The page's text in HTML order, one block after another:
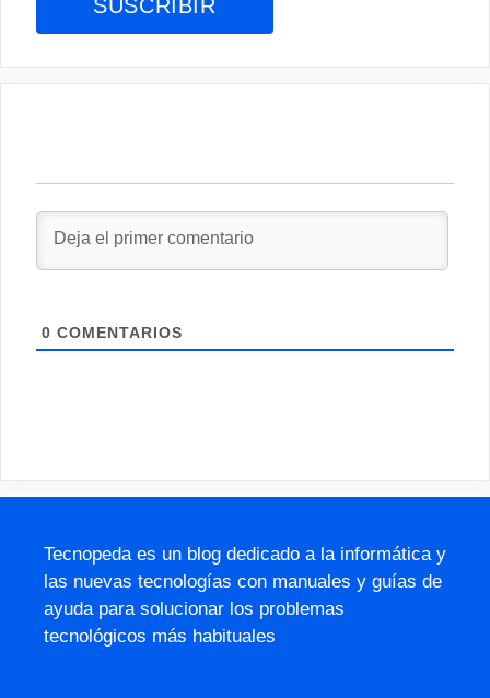
0 COMENTARIOS
Tecnopeda es un blog dedicado a la informática y
las nuevas tecnologías con manuales y guías de
ayuda para solucionar los problemas
tecnológicos más habituales